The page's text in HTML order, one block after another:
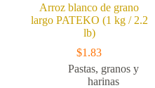
Arroz blanco de grano
largo PATEKO (1 kg / 2.2
lb)
$1.83
Pastas, granos y
harinas